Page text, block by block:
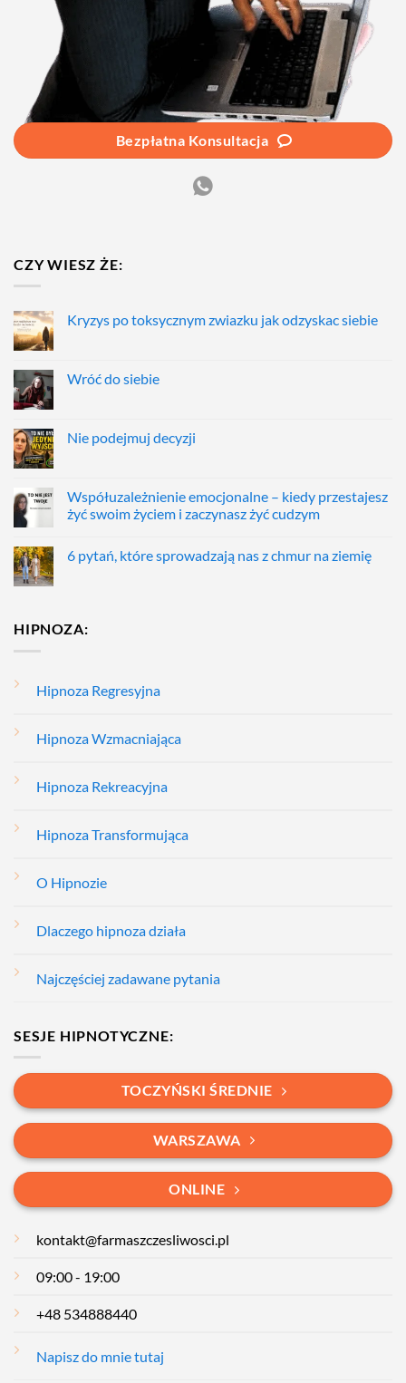
Bezpłatna Konsultacja
CZY WIESZ ŻE:
Kryzys po toksycznym zwiazku jak odzyskac siebie
Wróć do siebie
Nie podejmuj decyzji
Współuzależnienie emocjonalne – kiedy przestajesz
żyć swoim życiem i zaczynasz żyć cudzym
6 pytań, które sprowadzają nas z chmur na ziemię
HIPNOZA:
Hipnoza Regresyjna
Hipnoza Wzmacniająca
Hipnoza Rekreacyjna
Hipnoza Transformująca
O Hipnozie
Dlaczego hipnoza działa
Najczęściej zadawane pytania
SESJE HIPNOTYCZNE:
TOCZYŃSKI ŚREDNIE
WARSZAWA
ONLINE
kontakt@farmaszczesliwosci.pl
09:00 - 19:00
+48 534888440
Napisz do mnie tutaj